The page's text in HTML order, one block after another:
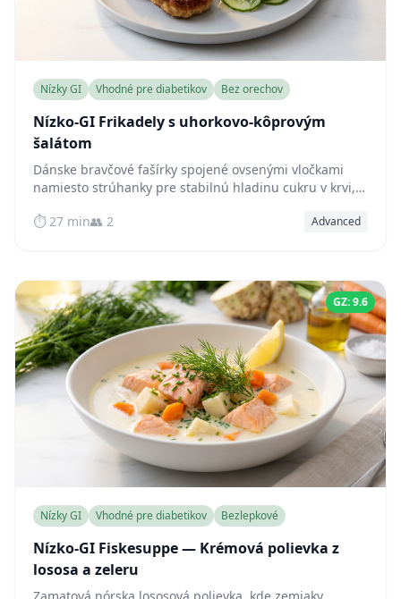
Nízky GI Vhodné pre diabetikov Bez orechov
Nízko-GI Frikadely s uhorkovo-kôprovým
šalátom
Dánske bravčové fašírky spojené ovsenými vločkami
namiesto strúhanky pre stabilnú hladinu cukru v krvi,
pikantnej octovej zálievke.
⏱️ 27 min👥 2 Advanced
GZ: 9.6
Nízky GI Vhodné pre diabetikov Bezlepkové
Nízko-GI Fiskesuppe — Krémová polievka z
lososa a zeleru